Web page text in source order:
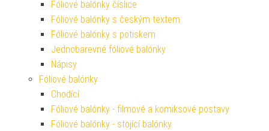
Fóliové balónky číslice
Fóliové balónky s českým textem
Fóliové balónky s potiskem
Jednobarevné fóliové balónky
Nápisy
Fóliové balónky
Chodící
Fóliové balónky - filmové a komiksové postavy
Fóliové balónky - stojící balónky